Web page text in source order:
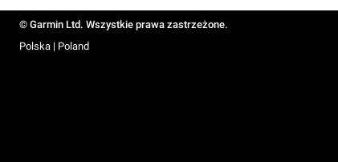
© Garmin Ltd. Wszystkie prawa zastrzeżone.
Polska | Poland